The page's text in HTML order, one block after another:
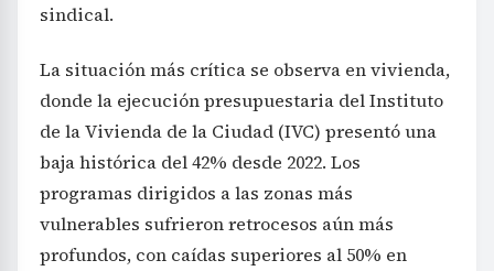
sindical.
La situación más crítica se observa en vivienda,
donde la ejecución presupuestaria del Instituto
de la Vivienda de la Ciudad (IVC) presentó una
baja histórica del 42% desde 2022. Los
programas dirigidos a las zonas más
vulnerables sufrieron retrocesos aún más
profundos, con caídas superiores al 50% en